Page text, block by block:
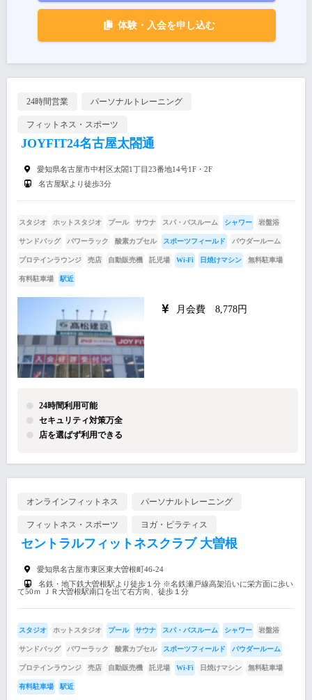
体験・入会を申し込む
24時間営業 パーソナルトレーニング
フィットネス・スポーツ
JOYFIT24名古屋太閤通
愛知県名古屋市中村区太閤1丁目23番地14号1F・2F
名古屋駅より徒歩3分
スタジオ ホットスタジオ プール サウナ スパ・バスルーム シャワー 岩盤浴
サンドバッグ パワーラック 酸素カプセル スポーツフィールド パウダールーム
プロテインラウンジ 売店 自動販売機 託児場 Wi-Fi 日焼けマシン 無料駐車場
有料駐車場 駅近
月会費 8,778円
24時間利用可能
セキュリティ対策万全
店を選ばず利用できる
オンラインフィットネス パーソナルトレーニング
フィットネス・スポーツ ヨガ・ピラティス
セントラルフィットネスクラブ 大曽根
愛知県名古屋市東区東大曽根町46-24
名鉄・地下鉄大曽根駅より徒歩１分 ※名鉄瀬戸線高架沿いに栄方面に歩い
て50ｍ ＪＲ大曽根駅南口を出て右方向、徒歩１分
スタジオ ホットスタジオ プール サウナ スパ・バスルーム シャワー 岩盤浴
サンドバッグ パワーラック 酸素カプセル スポーツフィールド パウダールーム
プロテインラウンジ 売店 自動販売機 託児場 Wi-Fi 日焼けマシン 無料駐車場
有料駐車場 駅近